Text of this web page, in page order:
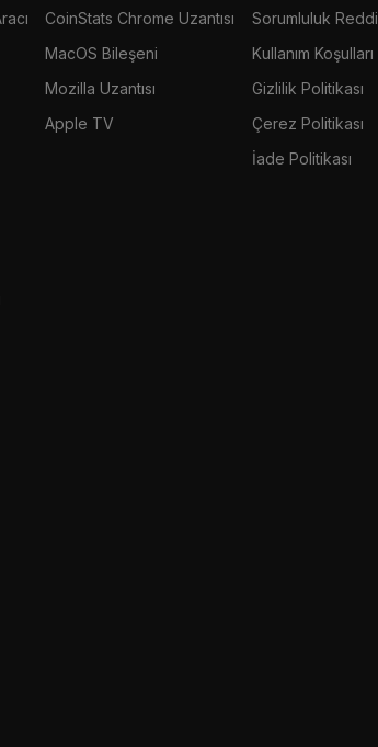
CoinStats Chrome Uzantısı
MacOS Bileşeni
Mozilla Uzantısı
Apple TV
Sorumluluk Reddi
Kullanım Koşulları
Gizlilik Politikası
Çerez Politikası
İade Politikası